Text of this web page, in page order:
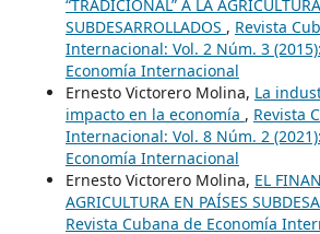
“TRADICIONAL” A LA
SUBDESARROLLADOS , Revista
Internacional: Vol. 2 Núm. 3
Economía Internacional
Ernesto Victorero Molina, La
impacto en la economía , Revista
Internacional: Vol. 8 Núm. 2
Economía Internacional
Ernesto Victorero Molina, EL
AGRICULTURA EN PAÍSES
Revista Cubana de Economía